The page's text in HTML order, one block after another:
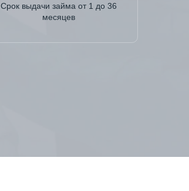
Срок выдачи займа от 1 до 36
месяцев